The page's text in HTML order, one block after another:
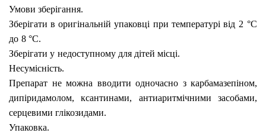
Умови зберігання.
Зберігати в оригінальній упаковці при температурі від 2 °С
до 8 °С.
Зберігати у недоступному для дітей місці.
Несумісність.
Препарат не можна вводити одночасно з карбамазепіном,
дипіридамолом, ксантинами, антиаритмічними засобами,
серцевими глікозидами.
Упаковка.